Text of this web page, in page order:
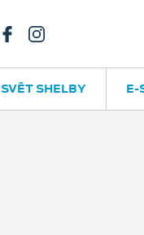
SVĚT SHELBY E-